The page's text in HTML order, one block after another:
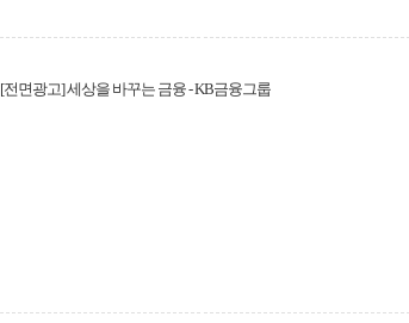
[전면광고] 세상을 바꾸는 금융 - KB금융그룹